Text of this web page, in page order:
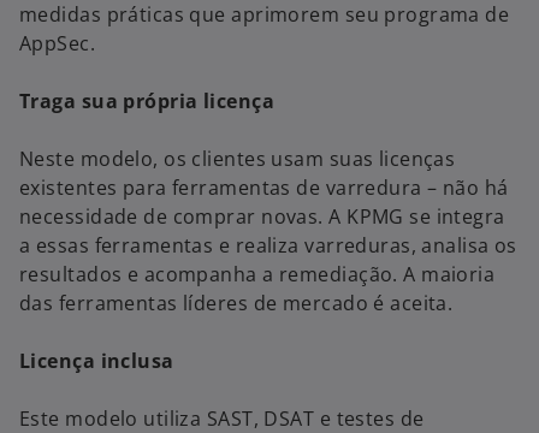
medidas práticas que aprimorem seu programa de
AppSec.
Traga sua própria licença
Neste modelo, os clientes usam suas licenças
existentes para ferramentas de varredura – não há
necessidade de comprar novas. A KPMG se integra
a essas ferramentas e realiza varreduras, analisa os
resultados e acompanha a remediação. A maioria
das ferramentas líderes de mercado é aceita.
Licença inclusa
Este modelo utiliza SAST, DSAT e testes de